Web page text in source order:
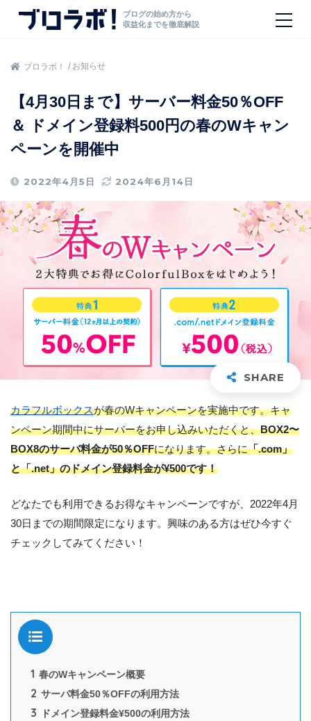
ブログの始め方から
収益化までを徹底解説
ブロラボ！ お知らせ
【4月30日まで】サーバー料金50％OFF
＆ ドメイン登録料500円の春のWキャン
ペーンを開催中
2022年4月5日 2024年6月14日
カラフルボックスが春のWキャンペーンを実施中です。キャ
ンペーン期間中にサーバーをお申し込みいただくと、BOX2〜
BOX8のサーバ料金が50％OFFになります。さらに「.com」
と「.net」のドメイン登録料金が¥500です！
どなたでも利用できるお得なキャンペーンですが、2022年4月
30日までの期間限定になります。興味のある方はぜひ今すぐ
チェックしてみてください！
目次
1 春のWキャンペーン概要
2 サーバ料金50％OFFの利用方法
3 ドメイン登録料金¥500の利用方法